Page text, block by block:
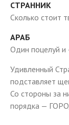
СТРАННИК
Сколько стоит
АРАБ
Один поцелуй и
Удивленный
подставляет
Со стороны за
порядка —